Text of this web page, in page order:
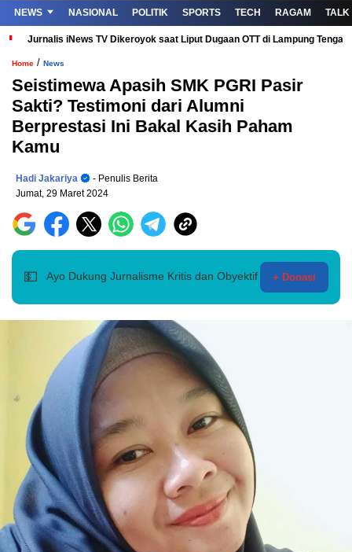
NEWS NASIONAL POLITIK SPORTS TECH RAGAM TALK
Jurnalis iNews TV Dikeroyok saat Liput Dugaan OTT di Lampung
Home / News
Seistimewa Apasih SMK PGRI Pasir
Sakti? Testimoni dari Alumni
Berprestasi Ini Bakal Kasih Paham
Kamu
Hadi Jakariya
- Penulis Berita
Jumat, 29 Maret 2024
💵 Ayo Dukung Jurnalisme Kritis dan Obyektif + Donasi